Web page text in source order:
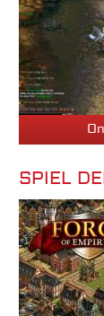
SPIEL